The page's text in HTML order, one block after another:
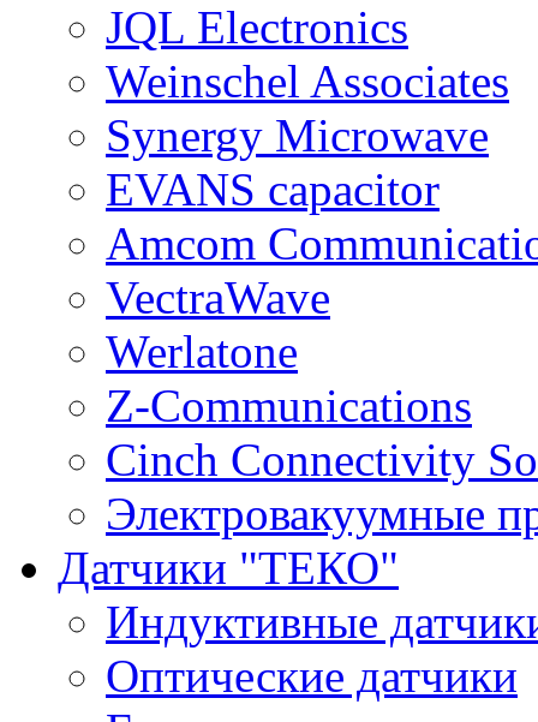
JQL Electronics
Weinschel Associates
Synergy Microwave
EVANS capacitor
Amcom
VectraWave
Werlatone
Z-Communications
Cinch Connectivity
Электровакуумные
Датчики "ТЕКО"
Индуктивные
Оптические датчики